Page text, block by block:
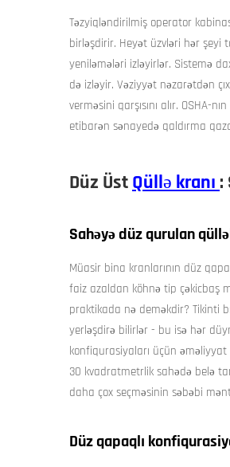
Təzyiqləndirilmiş operator
birləşdirir. Heyət üzvləri hər şeyi
yeniləmələri izləyirlər. Sistemə
də izləyir. Vəziyyət nəzarətdən
verməsini qarşısını alır. OSHA-
etibarən sənayedə qaldırma
Düz Üst Qüllə kranı :
Sahəyə düz qurulan
Müasir bina kranlarının düz
faiz azaldan köhnə tip çəkicbaş
praktikada nə deməkdir? Tikinti
yerləşdirə bilirlər - bu isə hər
konfiqurasiyaları üçün
30 kvadratmetrlik sahədə belə
daha çox seçməsinin səbəbi
Düz qapaqlı